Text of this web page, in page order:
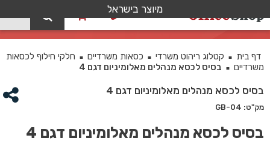
מיוצר בישראל
בסיס לכסא מנהלים מאלומיניום דגם 4
דף בית ■ קטלוג ריהוט משרדי ■ כסאות משרדיים ■
חלקי חילוף לכסאות
משרדיים ■ בסיס לכסא מנהלים מאלומיניום דגם 4
בסיס לכסא מנהלים מאלומיניום דגם 4
מק"ט: GB-04
בסיס לכסא מנהלים מאלומיניום דגם 4